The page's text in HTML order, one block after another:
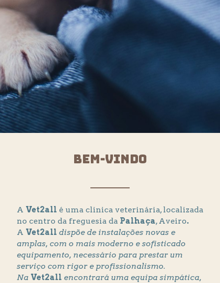
BEM-VINDO
A Vet2all é uma clinica veterinária, localizada
no centro da freguesia da Palhaça, Aveiro.
A Vet2all dispõe de instalações novas e
amplas, com o mais moderno e sofisticado
equipamento, necessário para prestar um
serviço com rigor e profissionalismo.
Na Vet2all encontrará uma equipa simpática,